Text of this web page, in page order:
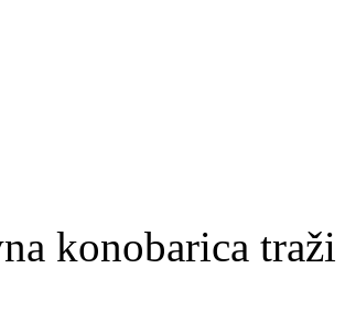
konobarica